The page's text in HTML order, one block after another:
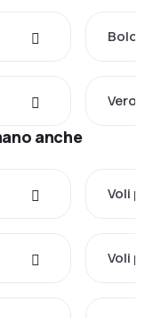
anche
Voli
Voli